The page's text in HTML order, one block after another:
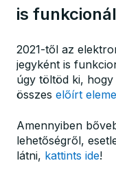
is
2021-től az
jegyként is
úgy töltöd ki,
összes előírt
Amennyiben
lehetőségről,
látni, kattints ide!